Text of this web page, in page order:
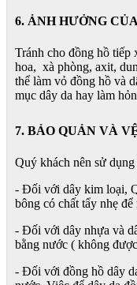
6. ẢNH HƯỞNG
Tránh cho đồng hồ tiếp
hoa, xà phòng, axit,
thể làm vỏ đồng hồ và
mục dây da hay làm
7. BẢO QUẢN VÀ
Quý khách nên sử
- Đối với dây kim loại,
bông có chất tẩy nhẹ để
- Đối với dây nhựa và
bằng nước ( không
- Đối với đồng hồ dây